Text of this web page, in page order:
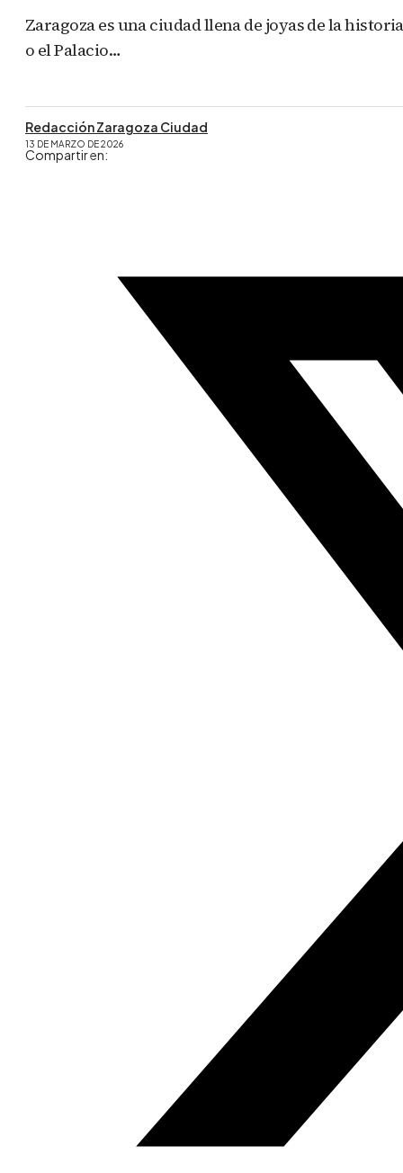
Zaragoza es una ciudad llena de joyas de la
o el Palacio…
Redacción Zaragoza Ciudad
13 DE MARZO DE 2026
Compartir en: